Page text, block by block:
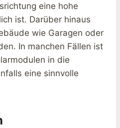
eine hohe
ist. Darüber hinaus
wie Garagen oder
In manchen Fällen ist
in die
eine sinnvolle